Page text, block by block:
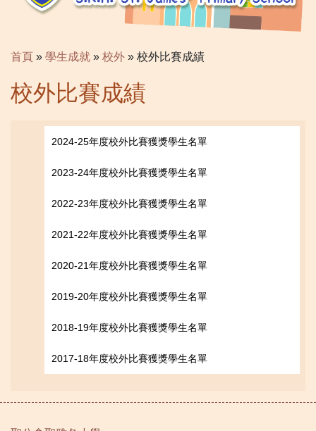
首頁 » 學生成就 » 校外 » 校外比賽成績
校外比賽成績
2024-25年度校外比賽獲獎學生名單
2023-24年度校外比賽獲獎學生名單
2022-23年度校外比賽獲獎學生名單
2021-22年度校外比賽獲獎學生名單
2020-21年度校外比賽獲獎學生名單
2019-20年度校外比賽獲獎學生名單
2018-19年度校外比賽獲獎學生名單
2017-18年度校外比賽獲獎學生名單